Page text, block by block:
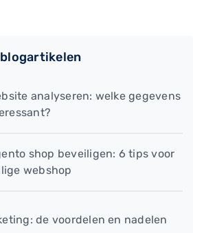
analyseren: welke gegevens
shop beveiligen: 6 tips voor
webshop
de voordelen en nadelen